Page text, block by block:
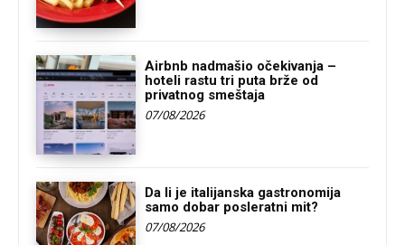
Airbnb nadmašio očekivanja –
hoteli rastu tri puta brže od
privatnog smeštaja
07/08/2026
Da li je italijanska gastronomija
samo dobar posleratni mit?
07/08/2026